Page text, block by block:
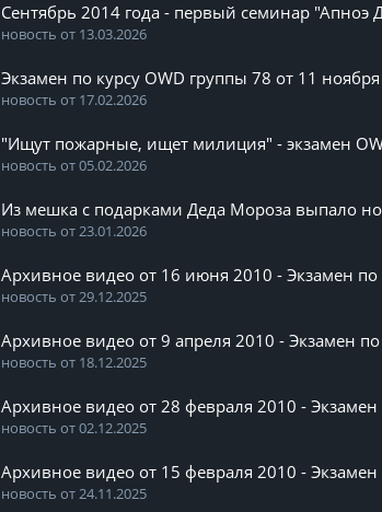
Сентябрь 2014 года - первый семинар "Апноэ
новость от 13.03.2026
Экзамен по курсу OWD группы 78 от 11
новость от 17.02.2026
"Ищут пожарные, ищет милиция" - экзамен
новость от 05.02.2026
Из мешка с подарками Деда Мороза выпало
новость от 23.01.2026
Архивное видео от 16 июня 2010 - Экзамен по
новость от 29.12.2025
Архивное видео от 9 апреля 2010 - Экзамен
новость от 18.12.2025
Архивное видео от 28 февраля 2010 - Экзамен
новость от 02.12.2025
Архивное видео от 15 февраля 2010 - Экзамен
новость от 24.11.2025